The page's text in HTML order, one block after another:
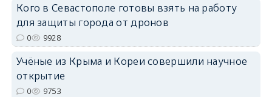
Кого в Севастополе готовы взять на работу
для защиты города от дронов
0 9928
Учёные из Крыма и Кореи совершили научное
открытие
0 9753